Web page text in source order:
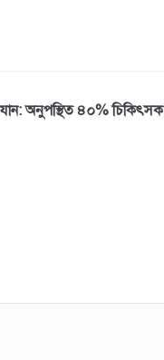
অনুপস্থিত ৪০% চিকিৎসক